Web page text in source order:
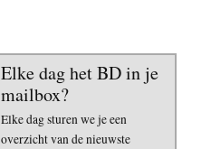
Elke dag het BD in je
mailbox?
Elke dag sturen we je een
overzicht van de nieuwste